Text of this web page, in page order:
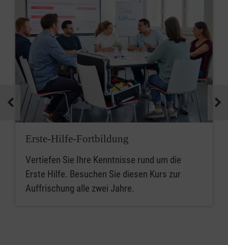
Erste-Hilfe-Fortbildung
Vertiefen Sie Ihre Kenntnisse rund um die
Erste Hilfe. Besuchen Sie diesen Kurs zur
Auffrischung alle zwei Jahre.